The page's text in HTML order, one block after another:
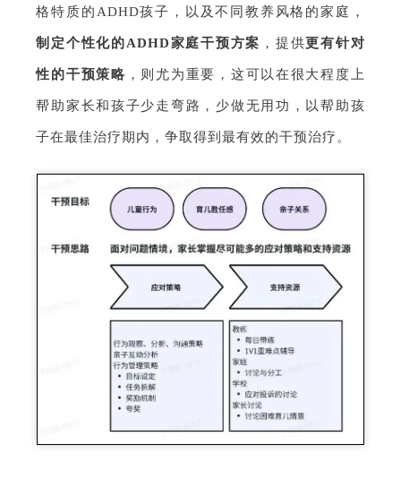
格特质的ADHD孩子，以及不同教养风格的家庭，
制定个性化的ADHD家庭干预方案 ，提供更有针对
性的干预策略 ，则尤为重要，这可以在很大程度上
帮助家长和孩子少走弯路，少做无用功，以帮助孩
子在最佳治疗期内，争取得到最有效的干预治疗。